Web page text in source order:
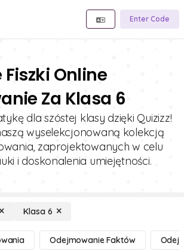
Enter Code
Online
Za Klasa 6
dla szóstej klasy dzięki Quizizz!
wyselekcjonowaną kolekcją
zaprojektowanych w celu
i doskonalenia umiejętności.
Klasa 6
Odejmowanie Faktów